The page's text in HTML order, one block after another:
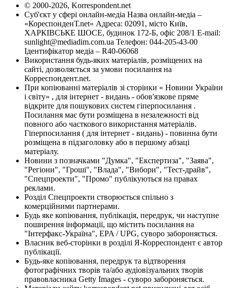
© 2000-2026, Korrespondent.net
Суб'єкт у сфері онлайн-медіа Назва онлайн-медіа –
«КореспонденТ.net» Адреса: 02091, місто Київ,
ХАРКІВСЬКЕ ШОСЕ, будинок 172-Б, офіс 208/1 E-mail:
sunlight@mediadim.com.ua Телефон: 044-205-43-00
Ідентифікатор медіа – R40-06068
Використання будь-яких матеріалів, розміщених на
сайті, дозволяється за умови посилання на
Корреспондент.net.
При копіюванні матеріалів зі сторінки « Новини України
і світу» , для інтернет - видань - обов'язкове пряме
відкрите для пошукових систем гіперпосилання .
Посилання має бути розміщена в незалежності від
повного або часткового використання матеріалів.
Гіперпосилання ( для інтернет - видань) - повинна бути
розміщена в підзаголовку або в першому абзаці
матеріалу.
Новини з позначками "Думка", "Експертиза", "Заява",
"Регіони", "Гроші", "Влада", "Вибори", "Тест-драйв",
"Спецпроекти", "Промо" публікуються на правах
реклами.
Розділ Спецпроекти створюється спільно з
комерційними партнерами.
Будь яке копіювання, публікація, передрук, чи наступне
поширення інформації, що містить посилання на
"Інтерфакс-Україна", EPA / UPG, суворо забороняється.
Власник веб-сторінки в розділі Я-Корреспондент є автор
публікації.
Будь-яке копіювання, передрук та відтворення
фотографічних творів та/або аудіовізуальних творів
правовласника Getty Images - суворо забороняється.